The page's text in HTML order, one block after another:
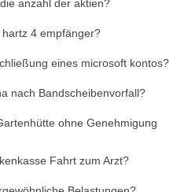
anzahl der aktien?
4 empfänger?
eines microsoft kontos?
nach Bandscheibenvorfall?
ohne Genehmigung
Fahrt zum Arzt?